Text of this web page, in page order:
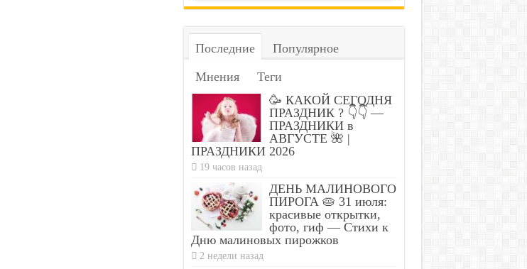
Последние
Популярное
Мнения
Теги
🥳 КАКОЙ СЕГОДНЯ
ПРАЗДНИК ? 👇👇 —
ПРАЗДНИКИ в
АВГУСТЕ 🌺 |
ПРАЗДНИКИ 2026
19 часов назад
ДЕНЬ МАЛИНОВОГО
ПИРОГА 🥧 31 июля:
красивые открытки,
фото, гиф — Стихи к
Дню малиновых пирожков
2 недели назад